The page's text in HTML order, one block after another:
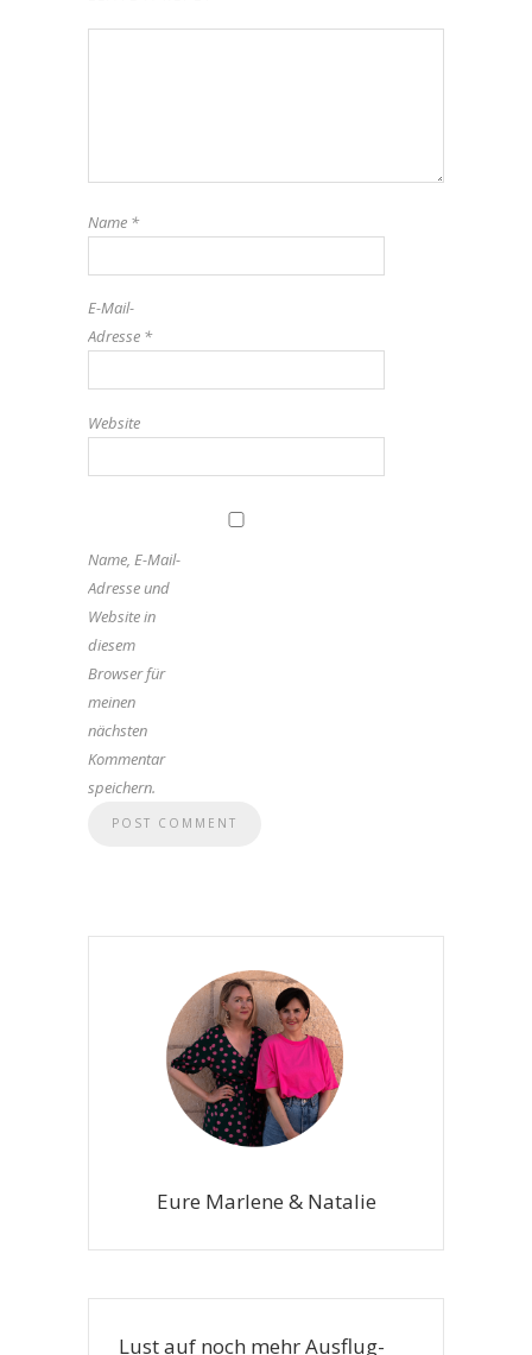
Name *
E-Mail-
Adresse *
Website
Name, E-Mail-
Adresse und
Website in
diesem
Browser für
meinen
nächsten
Kommentar
speichern.
Eure Marlene & Natalie
Lust auf noch mehr Ausflug-